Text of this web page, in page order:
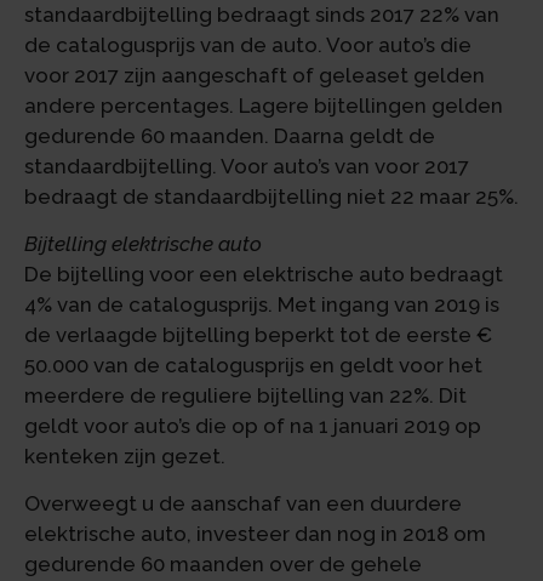
standaardbijtelling bedraagt sinds 2017 22% van
de catalogusprijs van de auto. Voor auto’s die
voor 2017 zijn aangeschaft of geleaset gelden
andere percentages. Lagere bijtellingen gelden
gedurende 60 maanden. Daarna geldt de
standaardbijtelling. Voor auto’s van voor 2017
bedraagt de standaardbijtelling niet 22 maar 25%.
Bijtelling elektrische auto
De bijtelling voor een elektrische auto bedraagt
4% van de catalogusprijs. Met ingang van 2019 is
de verlaagde bijtelling beperkt tot de eerste €
50.000 van de catalogusprijs en geldt voor het
meerdere de reguliere bijtelling van 22%. Dit
geldt voor auto’s die op of na 1 januari 2019 op
kenteken zijn gezet.
Overweegt u de aanschaf van een duurdere
elektrische auto, investeer dan nog in 2018 om
gedurende 60 maanden over de gehele